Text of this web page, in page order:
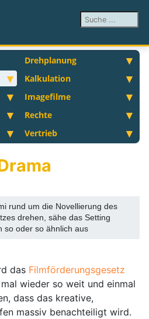
Suchen ...
Drehplanung
Kalkulation
Imagefilme
Rechte
Vertrieb
rund um die Novellierung des
drehen, sähe das Setting
so oder so ähnlich aus
das Filmförderungsgesetz
wieder so weit und einmal
dass das kreative,
massiv benachteiligt wird.